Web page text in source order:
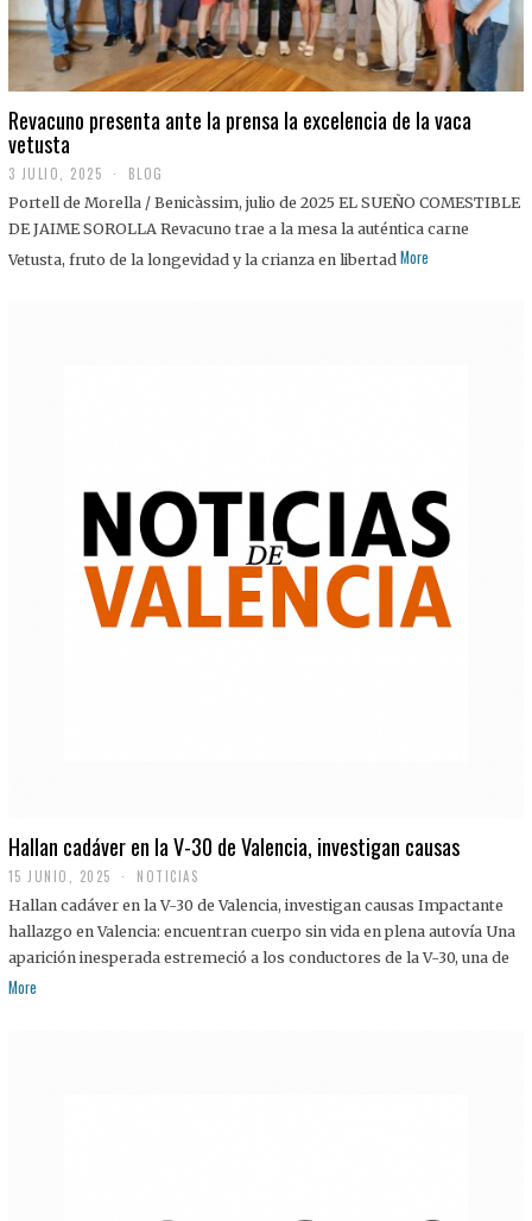
Revacuno presenta ante la prensa la excelencia de la vaca
vetusta
3 JULIO, 2025
J
U
I
BLOG
Portell de Morella / Benicàssim, julio de 2025 EL SUEÑO COMESTIBLE
DE JAIME SOROLLA Revacuno trae a la mesa la auténtica carne
Vetusta, fruto de la longevidad y la crianza en libertad More
Hallan cadáver en la V-30 de Valencia, investigan causas
15 JUNIO, 2025 NOTICIAS
Hallan cadáver en la V-30 de Valencia, investigan causas Impactante
hallazgo en Valencia: encuentran cuerpo sin vida en plena autovía Una
aparición inesperada estremeció a los conductores de la V-30, una de
More